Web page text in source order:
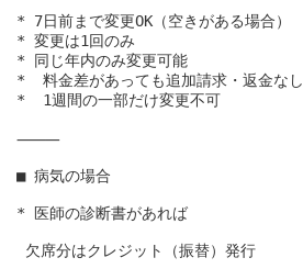
* 7日前まで変更OK（空きがある場合）
* 変更は1回のみ
* 同じ年内のみ変更可能
*  料金差があっても追加請求・返金なし
*  1週間の一部だけ変更不可
⸻
■ 病気の場合
* 医師の診断書があれば
欠席分はクレジット（振替）発行